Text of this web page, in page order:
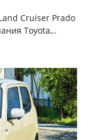
Cruiser Prado
Toyota,..